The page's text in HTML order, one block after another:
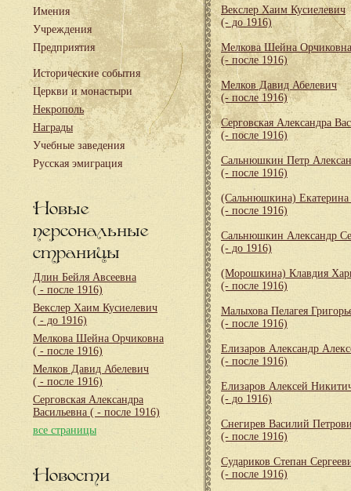
Имения
Учреждения
Предприятия
Исторические события
Церкви и монастыри
Некрополь
Награды
Учебные заведения
Русская эмиграция
Новые
персональные
страницы
Длин Бейля Авсеевна
( - после 1916)
Векслер Хаим Кусиелевич
( - до 1916)
Мелкова Шейна Орчиковна
( - после 1916)
Мелков Давид Абелевич
( - после 1916)
Серговская Александра
Васильевна ( - после 1916)
все страницы
Новости
Векслер Хаим Кусиелевич
(- до 1916)
Мелкова Шейна Орчиковна
(- после 1916)
Мелков Давид Абелевич
(- после 1916)
Серговская Александра
(- после 1916)
Сальнюшкин Петр
(- после 1916)
(Сальнюшкина) Екатерина
(- после 1916)
Сальнюшкин Александр
(- до 1916)
(Морошкина) Клавдия
(- после 1916)
Малыхова Пелагея
(- после 1916)
Елизаров Александр
(- после 1916)
Елизаров Алексей
(- до 1916)
Снегирев Василий
(- после 1916)
Судариков Степан
(- после 1916)